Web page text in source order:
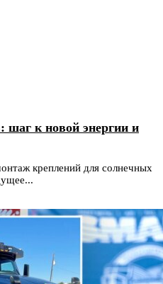
шаг к новой энергии и
креплений для солнечных